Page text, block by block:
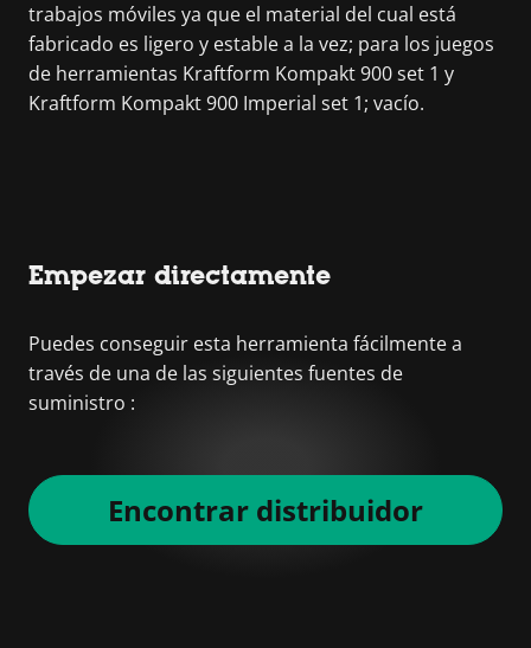
trabajos móviles ya que el material del cual está
fabricado es ligero y estable a la vez; para los juegos
de herramientas Kraftform Kompakt 900 set 1 y
Kraftform Kompakt 900 Imperial set 1; vacío.
Empezar directamente
Puedes conseguir esta herramienta fácilmente a
través de una de las siguientes fuentes de
suministro :
Encontrar distribuidor